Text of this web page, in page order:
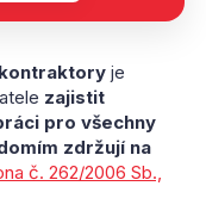
je
zajistit
pro všechny
zdržují na
č. 262/2006 Sb.,